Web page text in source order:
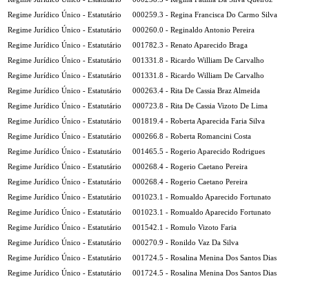
Regime Jurídico Único - Estatutário
000259.3 - Regina Francisca Do Carmo Silva
Regime Jurídico Único - Estatutário
000260.0 - Reginaldo Antonio Pereira
Regime Jurídico Único - Estatutário
001782.3 - Renato Aparecido Braga
Regime Jurídico Único - Estatutário
001331.8 - Ricardo William De Carvalho
Regime Jurídico Único - Estatutário
001331.8 - Ricardo William De Carvalho
Regime Jurídico Único - Estatutário
000263.4 - Rita De Cassia Braz Almeida
Regime Jurídico Único - Estatutário
000723.8 - Rita De Cassia Vizoto De Lima
Regime Jurídico Único - Estatutário
001819.4 - Roberta Aparecida Faria Silva
Regime Jurídico Único - Estatutário
000266.8 - Roberta Romancini Costa
Regime Jurídico Único - Estatutário
001465.5 - Rogerio Aparecido Rodrigues
Regime Jurídico Único - Estatutário
000268.4 - Rogerio Caetano Pereira
Regime Jurídico Único - Estatutário
000268.4 - Rogerio Caetano Pereira
Regime Jurídico Único - Estatutário
001023.1 - Romualdo Aparecido Fortunato
Regime Jurídico Único - Estatutário
001023.1 - Romualdo Aparecido Fortunato
Regime Jurídico Único - Estatutário
001542.1 - Romulo Vizoto Faria
Regime Jurídico Único - Estatutário
000270.9 - Ronildo Vaz Da Silva
Regime Jurídico Único - Estatutário
001724.5 - Rosalina Menina Dos Santos Dias
Regime Jurídico Único - Estatutário
001724.5 - Rosalina Menina Dos Santos Dias